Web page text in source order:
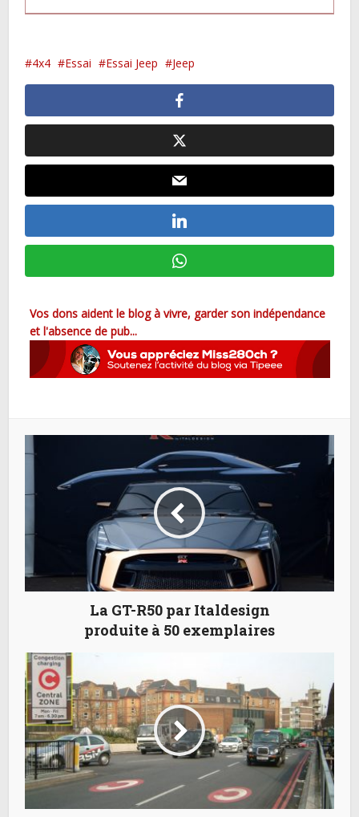
4x4 Essai Essai Jeep Jeep
Vos dons aident le blog à vivre, garder son indépendance
et l'absence de pub...
La GT-R50 par Italdesign
produite à 50 exemplaires